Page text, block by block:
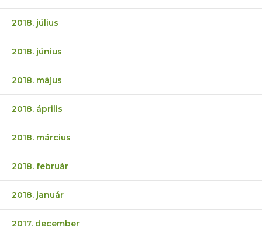
2018. július
2018. június
2018. május
2018. április
2018. március
2018. február
2018. január
2017. december